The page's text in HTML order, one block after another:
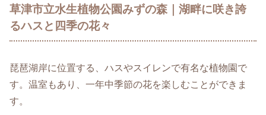
草津市立水生植物公園みずの森｜湖畔に咲き誇
るハスと四季の花々
琵琶湖岸に位置する、ハスやスイレンで有名な植物園で
す。温室もあり、一年中季節の花を楽しむことができま
す。